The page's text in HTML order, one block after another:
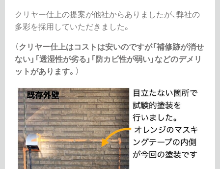
クリヤー仕上の提案が他社からありましたが、弊社の
多彩を採用していただきました。
（クリヤー仕上はコストは安いのですが「補修跡が消せ
ない」「透湿性が劣る」「防カビ性が弱い」などのデメリ
ットがあります。 ）